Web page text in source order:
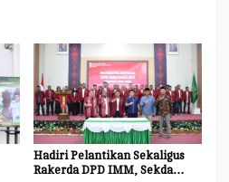
Hadiri Pelantikan Sekaligus
Rakerda DPD IMM, Sekda